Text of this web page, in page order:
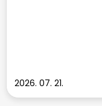
2026. 07. 21.